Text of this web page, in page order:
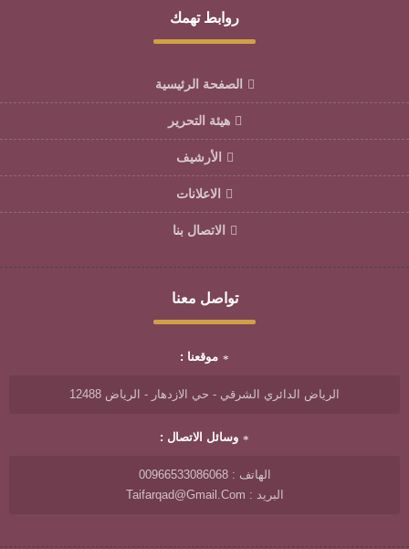
روابط تهمك
الصفحة الرئيسية
هيئة التحرير
الأرشيف
الاعلانات
الاتصال بنا
تواصل معنا
موقعنا :
الرياض الدائري الشرقي - حي الازدهار - الرياض 12488
وسائل الاتصال :
الهاتف : 00966533086068
البريد : Taifarqad@gmail.com